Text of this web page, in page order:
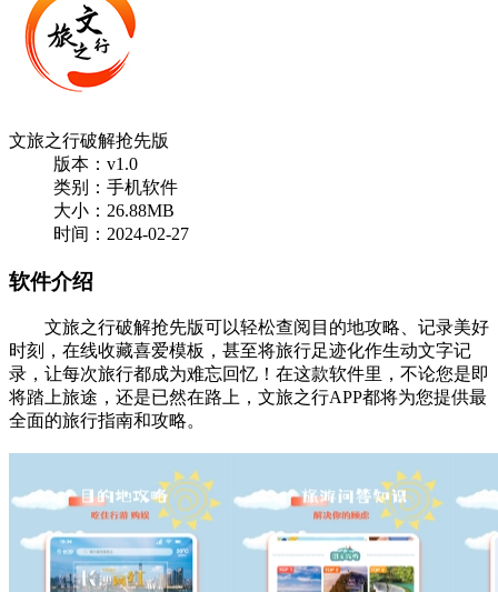
文旅之行破解抢先版
版本：v1.0
类别：手机软件
大小：26.88MB
时间：2024-02-27
软件介绍
文旅之行破解抢先版可以轻松查阅目的地攻略、记录美好
时刻，在线收藏喜爱模板，甚至将旅行足迹化作生动文字记
录，让每次旅行都成为难忘回忆！在这款软件里，不论您是即
将踏上旅途，还是已然在路上，文旅之行APP都将为您提供最
全面的旅行指南和攻略。